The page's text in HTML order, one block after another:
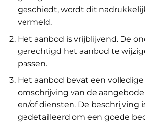
geschiedt, wordt dit
vermeld.
Het aanbod is vrijblijvend. De
gerechtigd het aanbod te
passen.
Het aanbod bevat een
omschrijving van de
en/of diensten. De beschrijving
gedetailleerd om een goede